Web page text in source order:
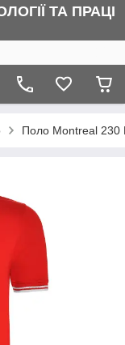
ТА ПРАЦІ
Поло Montreal 230